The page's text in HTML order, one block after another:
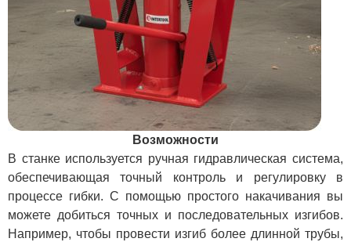
Возможности
В станке используется ручная гидравлическая система,
обеспечивающая точный контроль и регулировку в
процессе гибки. С помощью простого накачивания вы
можете добиться точных и последовательных изгибов.
Например, чтобы провести изгиб более длинной трубы,